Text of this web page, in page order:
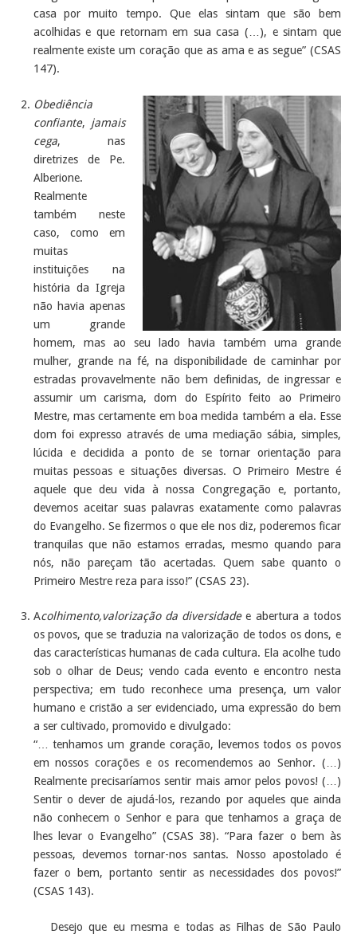
casa por muito tempo. Que elas sintam que são bem
acolhidas e que retornam em sua casa (…), e sintam que
realmente existe um coração que as ama e as segue” (CSAS
147).
Obediência
confiante, jamais
cega, nas
diretrizes de Pe.
Alberione.
Realmente
também neste
caso, como em
muitas
instituições na
história da Igreja
não havia apenas
um grande
homem, mas ao seu lado havia também uma grande
mulher, grande na fé, na disponibilidade de caminhar por
estradas provavelmente não bem definidas, de ingressar e
assumir um carisma, dom do Espírito feito ao Primeiro
Mestre, mas certamente em boa medida também a ela. Esse
dom foi expresso através de uma mediação sábia, simples,
lúcida e decidida a ponto de se tornar orientação para
muitas pessoas e situações diversas. O Primeiro Mestre é
aquele que deu vida à nossa Congregação e, portanto,
devemos aceitar suas palavras exatamente como palavras
do Evangelho. Se fizermos o que ele nos diz, poderemos ficar
tranquilas que não estamos erradas, mesmo quando para
nós, não pareçam tão acertadas. Quem sabe quanto o
Primeiro Mestre reza para isso!” (CSAS 23).
Acolhimento,valorização da diversidadee abertura a todos
os povos, que se traduzia na valorização de todos os dons, e
das características humanas de cada cultura. Ela acolhe tudo
sob o olhar de Deus; vendo cada evento e encontro nesta
perspectiva; em tudo reconhece uma presença, um valor
humano e cristão a ser evidenciado, uma expressão do bem
a ser cultivado, promovido e divulgado:
“… tenhamos um grande coração, levemos todos os povos
em nossos corações e os recomendemos ao Senhor. (…)
Realmente precisaríamos sentir mais amor pelos povos! (…)
Sentir o dever de ajudá-los, rezando por aqueles que ainda
não conhecem o Senhor e para que tenhamos a graça de
lhes levar o Evangelho” (CSAS 38). “Para fazer o bem às
pessoas, devemos tornar-nos santas. Nosso apostolado é
fazer o bem, portanto sentir as necessidades dos povos!”
(CSAS 143).
Desejo que eu mesma e todas as Filhas de São Paulo